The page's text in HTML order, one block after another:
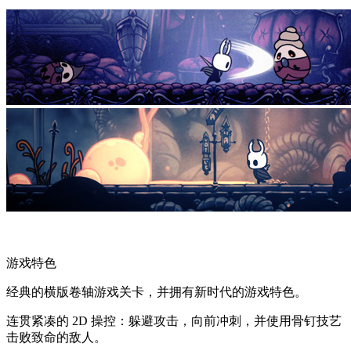
游戏特色
经典的横版卷轴游戏关卡，并拥有新时代的游戏特色。
连贯紧凑的 2D 操控：躲避攻击，向前冲刺，并使用骨钉技艺
击败致命的敌人。